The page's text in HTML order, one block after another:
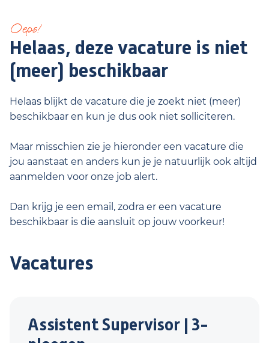
Oeps!
Helaas, deze vacature is niet
(meer) beschikbaar
Helaas blijkt de vacature die je zoekt niet (meer)
beschikbaar en kun je dus ook niet solliciteren.
Maar misschien zie je hieronder een vacature die
jou aanstaat en anders kun je je natuurlijk ook altijd
aanmelden voor onze job alert.
Dan krijg je een email, zodra er een vacature
beschikbaar is die aansluit op jouw voorkeur!
Vacatures
Assistent Supervisor | 3-